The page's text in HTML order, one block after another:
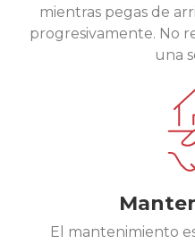
mientras pegas de
progresivamente. No
una
El mantenimiento